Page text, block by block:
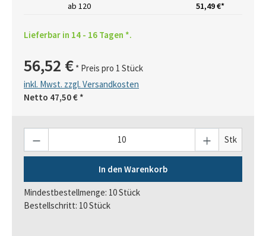
ab 120 51,49 €*
Lieferbar in 14 - 16 Tagen *.
56,52 € * Preis pro 1 Stück
inkl. Mwst. zzgl. Versandkosten
Netto 47,50 € *
Stk
In den Warenkorb
Mindestbestellmenge: 10 Stück
Bestellschritt: 10 Stück